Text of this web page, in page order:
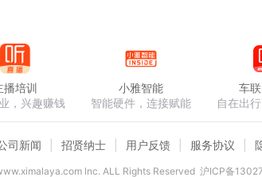
播培训
，兴趣赚钱
小雅智能
智能硬件，连接赋能
车
自在出
司新闻 招贤纳士 用户反馈 服务协议
lnc. ALL Rights Reserved 沪ICP备